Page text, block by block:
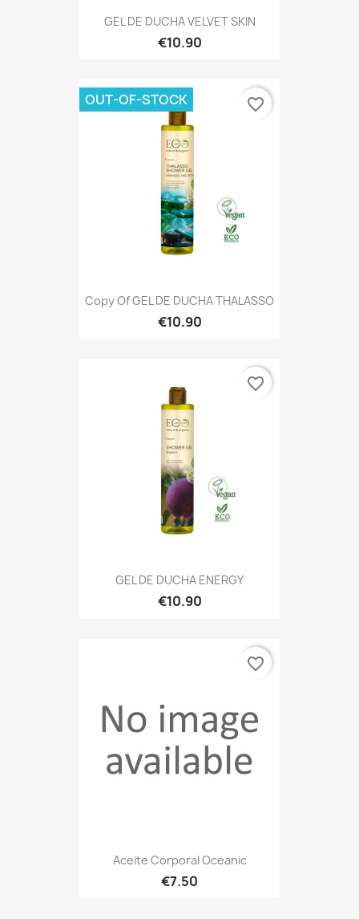
GEL DE DUCHA VELVET SKIN
€10.90
Copy Of GEL DE DUCHA THALASSO
€10.90
OUT-OF-STOCK favorite_border
GEL DE DUCHA ENERGY
€10.90
favorite_border
Aceite Corporal Oceanic
€7.50
favorite_border